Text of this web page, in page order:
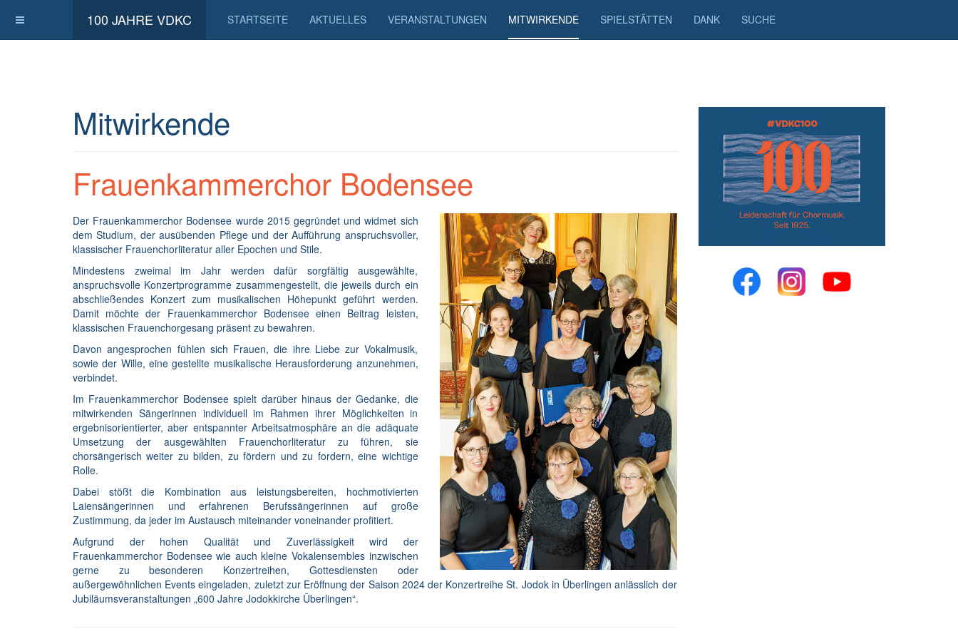
100 JAHRE VDKC STARTSEITE AKTUELLES VERANSTALTUNGEN MITWIRKENDE SPIELSTÄTTEN DANK SUCHE
Mitwirkende
Frauenkammerchor Bodensee
Der Frauenkammerchor Bodensee wurde 2015 gegründet und widmet sich
dem Studium, der ausübenden Pflege und der Aufführung anspruchsvoller,
klassischer Frauenchorliteratur aller Epochen und Stile.
Mindestens zweimal im Jahr werden dafür sorgfältig ausgewählte,
anspruchsvolle Konzertprogramme zusammengestellt, die jeweils durch ein
abschließendes Konzert zum musikalischen Höhepunkt geführt werden.
Damit möchte der Frauenkammerchor Bodensee einen Beitrag leisten,
klassischen Frauenchorgesang präsent zu bewahren.
Davon angesprochen fühlen sich Frauen, die ihre Liebe zur Vokalmusik,
sowie der Wille, eine gestellte musikalische Herausforderung anzunehmen,
verbindet.
Im Frauenkammerchor Bodensee spielt darüber hinaus der Gedanke, die
mitwirkenden Sängerinnen individuell im Rahmen ihrer Möglichkeiten in
ergebnisorientierter, aber entspannter Arbeitsatmosphäre an die adäquate
Umsetzung der ausgewählten Frauenchorliteratur zu führen, sie
chorsängerisch weiter zu bilden, zu fördern und zu fordern, eine wichtige
Rolle.
Dabei stößt die Kombination aus leistungsbereiten, hochmotivierten
Laiensängerinnen und erfahrenen Berufssängerinnen auf große
Zustimmung, da jeder im Austausch miteinander voneinander profitiert.
Aufgrund der hohen Qualität und Zuverlässigkeit wird der
Frauenkammerchor Bodensee wie auch kleine Vokalensembles inzwischen
gerne zu besonderen Konzertreihen, Gottesdiensten oder
außergewöhnlichen Events eingeladen, zuletzt zur Eröffnung der Saison 2024 der Konzertreihe St. Jodok in Überlingen anlässlich der
Jubiläumsveranstaltungen „600 Jahre Jodokkirche Überlingen“.